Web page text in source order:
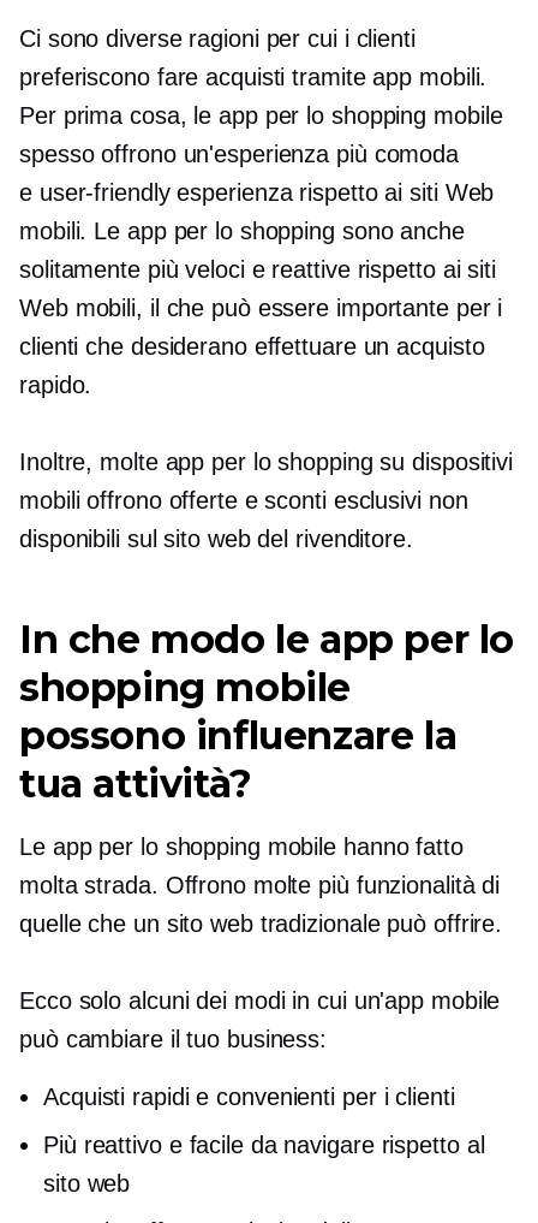
Ci sono diverse ragioni per cui i clienti
preferiscono fare acquisti tramite app mobili.
Per prima cosa, le app per lo shopping mobile
spesso offrono un'esperienza più comoda
e user-friendlyesperienza rispetto ai siti Web
mobili. Le app per lo shopping sono anche
solitamente più veloci e reattive rispetto ai siti
Web mobili, il che può essere importante per i
clienti che desiderano effettuare un acquisto
rapido.
Inoltre, molte app per lo shopping su dispositivi
mobili offrono offerte e sconti esclusivi non
disponibili sul sito web del rivenditore.
In che modo le app per lo
shopping mobile
possono influenzare la
tua attività?
Le app per lo shopping mobile hanno fatto
molta strada. Offrono molte più funzionalità di
quelle che un sito web tradizionale può offrire.
Ecco solo alcuni dei modi in cui un'app mobile
può cambiare il tuo business:
Acquisti rapidi e convenienti per i clienti
Più reattivo e facile da navigare rispetto al
sito web